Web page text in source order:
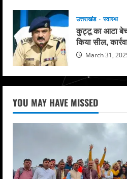
उत्तराखंड स्वास्थ
कुट्टू का आटा
किया सील,
March 31,
YOU MAY HAVE MISSED